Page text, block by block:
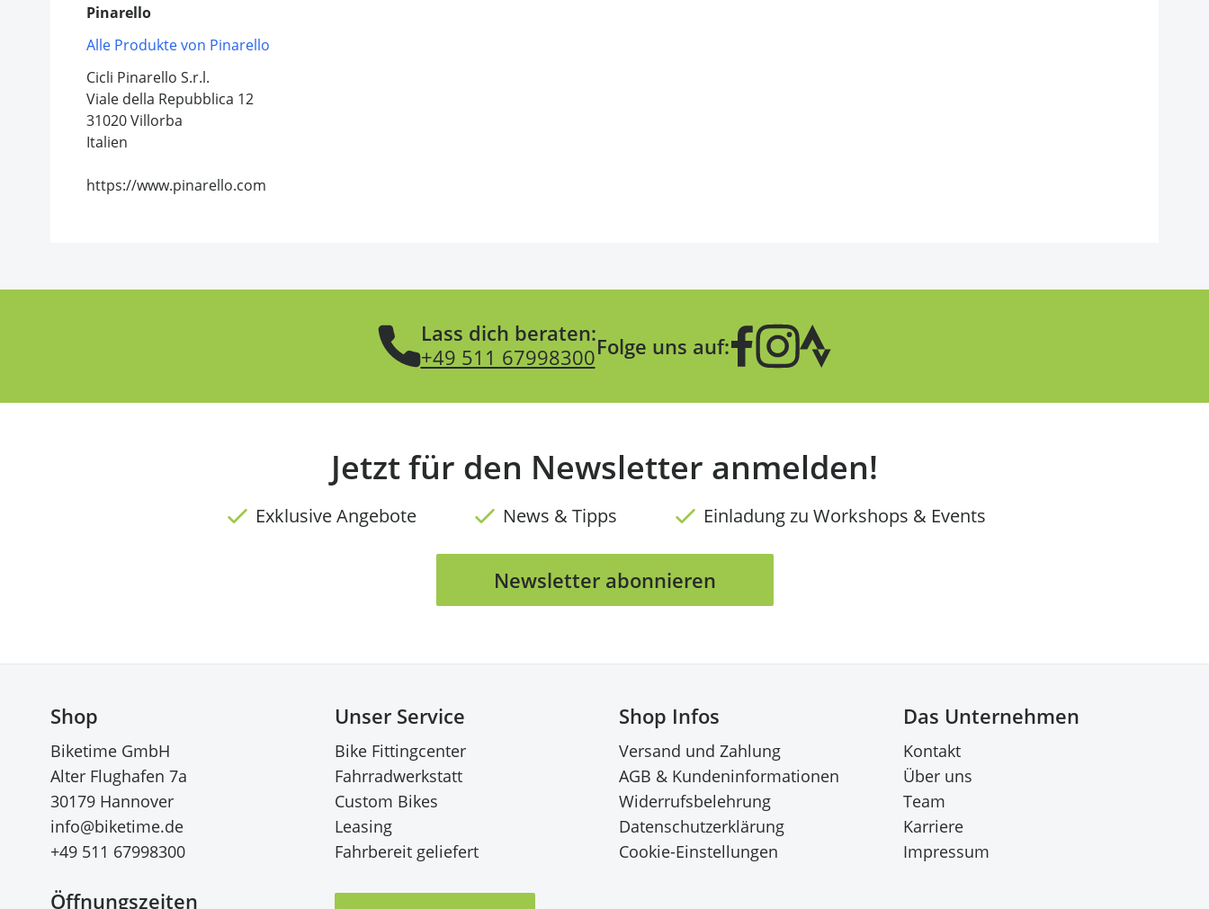
Pinarello
Alle Produkte von Pinarello
Cicli Pinarello S.r.l.
Viale della Repubblica 12
31020 Villorba
Italien
https://www.pinarello.com
Lass dich beraten:
+49 511 67998300Folge uns auf:
Jetzt für den Newsletter anmelden!
Exklusive Angebote News & Tipps Einladung zu Workshops & Events
Newsletter abonnieren
Shop
Biketime GmbH
Alter Flughafen 7a
30179 Hannover
info@biketime.de
+49 511 67998300
Öffnungszeiten
Unser Service
Bike Fittingcenter
Fahrradwerkstatt
Custom Bikes
Leasing
Fahrbereit geliefert
Shop Infos
Versand und Zahlung
AGB & Kundeninformationen
Widerrufsbelehrung
Datenschutzerklärung
Cookie-Einstellungen
Das Unternehmen
Kontakt
Über uns
Team
Karriere
Impressum